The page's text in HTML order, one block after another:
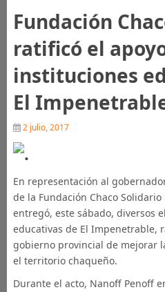
Fundación
ratificó el
instituciones
El
2 julio, 2017
En representación al
de la Fundación Chaco
entregó, este sábado, diversos
educativas de El Impenetrable,
gobierno provincial de mejorar
el territorio chaqueño.
Durante el acto, Nanoff Penoff